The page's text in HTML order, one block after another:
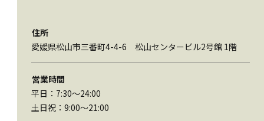
住所
愛媛県松山市三番町4-4-6 松山センタービル2号館 1階
営業時間
平日：7:30〜24:00
土日祝：9:00〜21:00